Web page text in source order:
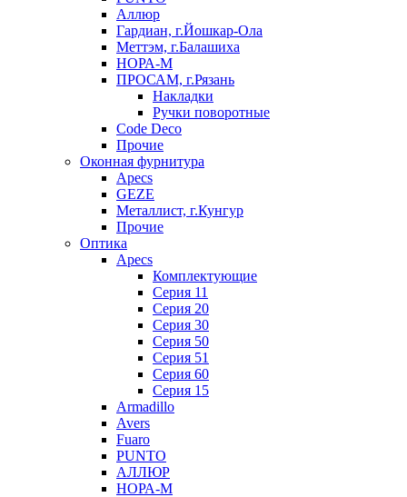
Аллюр
Гардиан, г.Йошкар-Ола
Меттэм, г.Балашиха
НОРА-М
ПРОСАМ, г.Рязань
Накладки
Ручки поворотные
Code Deco
Прочие
Оконная фурнитура
Apecs
GEZE
Металлист, г.Кунгур
Прочие
Оптика
Apecs
Комплектующие
Серия 11
Серия 20
Серия 30
Серия 50
Серия 51
Серия 60
Серия 15
Armadillo
Avers
Fuaro
PUNTO
АЛЛЮР
НОРА-М